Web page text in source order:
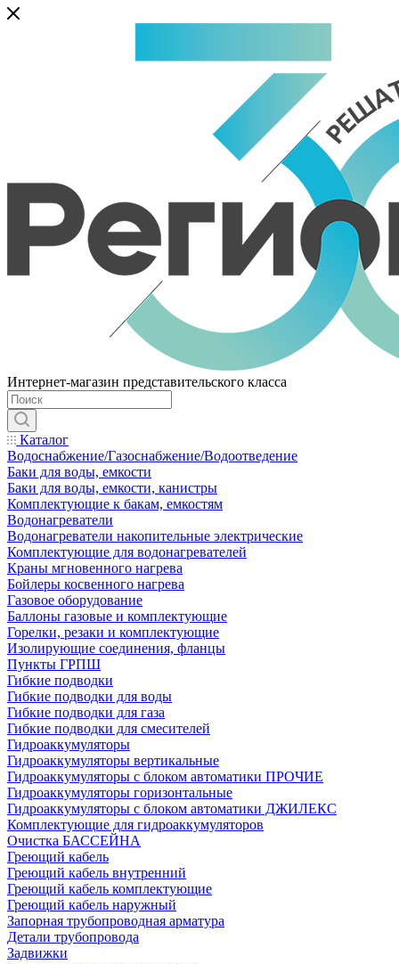
Интернет-магазин представительского класса
Каталог
Водоснабжение/Газоснабжение/Водоотведение
Баки для воды, емкости
Баки для воды, емкости, канистры
Комплектующие к бакам, емкостям
Водонагреватели
Водонагреватели накопительные электрические
Комплектующие для водонагревателей
Краны мгновенного нагрева
Бойлеры косвенного нагрева
Газовое оборудование
Баллоны газовые и комплектующие
Горелки, резаки и комплектующие
Изолирующие соединения, фланцы
Пункты ГРПШ
Гибкие подводки
Гибкие подводки для воды
Гибкие подводки для газа
Гибкие подводки для смесителей
Гидроаккумуляторы
Гидроаккумуляторы вертикальные
Гидроаккумуляторы с блоком автоматики ПРОЧИЕ
Гидроаккумуляторы горизонтальные
Гидроаккумуляторы с блоком автоматики ДЖИЛЕКС
Комплектующие для гидроаккумуляторов
Очистка БАССЕЙНА
Греющий кабель
Греющий кабель внутренний
Греющий кабель комплектующие
Греющий кабель наружный
Запорная трубопроводная арматура
Детали трубопровода
Задвижки